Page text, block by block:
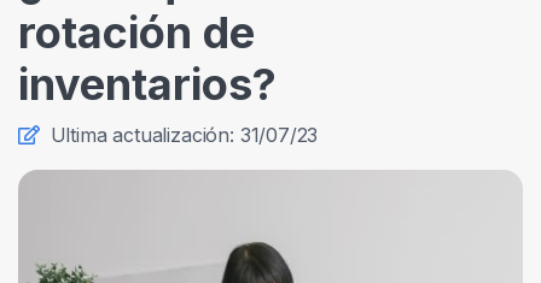
rotación de
inventarios?
Ultima actualización: 31/07/23